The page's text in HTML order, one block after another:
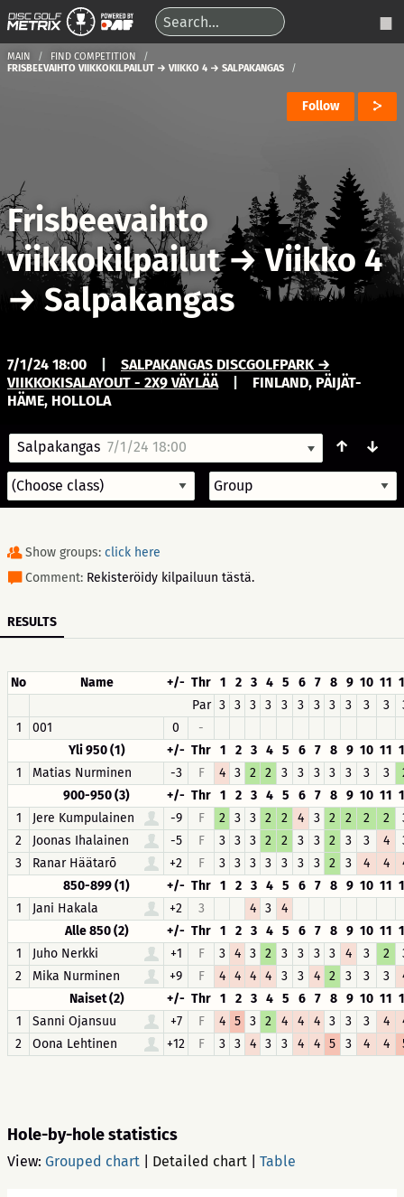
MAIN
FIND COMPETITION
FRISBEEVAIHTO VIIKKOKILPAILUT → VIIKKO 4 → SALPAKANGAS
Follow
Frisbeevaihto
viikkokilpailut→Viikko 4
→ Salpakangas
7/1/24 18:00
SALPAKANGAS DISCGOLFPARK →
VIIKKOKISALAYOUT - 2X9 VÄYLÄÄ
FINLAND, PÄIJÄT-
HÄME, HOLLOLA
Salpakangas 7/1/24 18:00 ↑ ↓
Show groups: click here
Comment: Rekisteröidy kilpailuun tästä.
RESULTS
No Name +/- Thr 1 2 3 4 5 6 7 8 9 10 11
Par 3 3 3 3 3 3 3 3 3 3 3
1
001 0
-
Yli 950 (1)
+/- Thr 1 2 3 4 5 6 7 8 9 10 11
1
Matias Nurminen -3 F 4 3 2 2 3 3 3 3 3 3 3
900-950 (3)
+/- Thr 1 2 3 4 5 6 7 8 9 10 11
1
Jere Kumpulainen -9 F 2 3 3 2 2 4 3 2 2 2 2
2
Joonas Ihalainen -5 F 3 3 3 2 2 3 3 2 3 3 4
3
Ranar Häätarõ +2 F 3 3 3 3 3 3 3 2 3 4 4
850-899 (1)
+/- Thr 1 2 3 4 5 6 7 8 9 10 11
1
Jani Hakala +2 3 4 3
4
Alle 850 (2)
+/- Thr 1 2 3 4 5 6 7 8 9 10 11
1
Juho Nerkki +1 F 3 4 3 2 3 3 3 3 4 3 2
2
Mika Nurminen +9 F 4 4 4 4 3 3 4 2 3 3 3
Naiset (2)
+/- Thr 1 2 3 4 5 6 7 8 9 10 11
1
Sanni Ojansuu +7 F 4 5 3 2 4 4 4 3 3 3 4
2
Oona Lehtinen +12 F 3 3 4 3 3 4 4 5 3 4 4
Hole-by-hole statistics
View: Grouped chart Detailed chart Table